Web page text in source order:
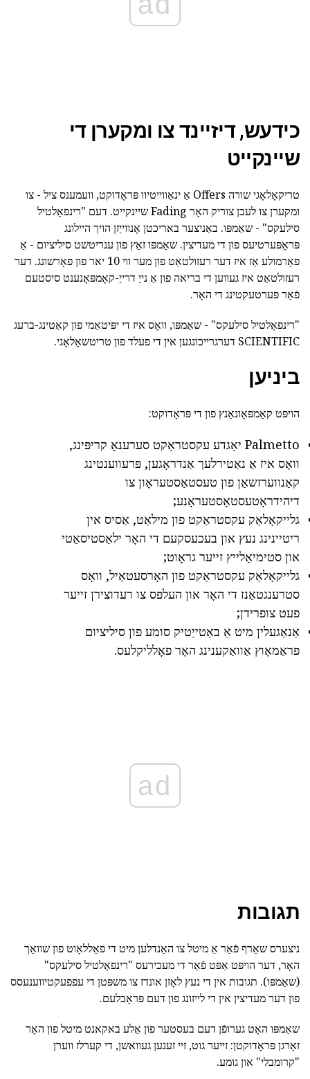
כידעש, דיזיינד צו ומקערן די
שיינקייט
טריקאָלאָגי שורה Offers אַ ינאַווייטיוו פּראָדוקט, וועמענס ציל - צו
ומקערן צו לעבן צוריק האָר Fading שיינקייט. דעם "רינפאָלטיל
סילעקס" - שאַמפּו. באַניצער באריכטן אָנווייַזן הויך היילונג
פּראָפּערטיעס פון די מעדיצין. שאַמפּו זאַץ פון ענריטשט סיליציום - אַ
פאָרמולע אַז איז דער רעזולטאַט פון מער ווי 10 יאר פון פאָרשונג. דער
רעזולטאַט איז געווען די בריאה פון אַ נייַ דרייַ-קאָמפּאָנענט סיסטעם
פֿאַר פּערטעקטינג די האָר.
"רינפאָלטיל סילעקס" - שאַמפּו, וואָס איז די יפּיטאַמי פון קאַטינג-ברעג
SCIENTIFIC דערגרייכונגען אין די פעלד פון טריטשאָלאָגי.
ביניען
הויפּט קאַמפּאָונאַנץ פון די פּראָדוקט:
Palmetto יאַגדע עקסטראַקט סערענאָ קריפּינג,
וואָס איז אַ נאַטירלעך אַנדראָגען, פּרעווענטינג
קאַנווערזשאַן פון טעסטאַסטעראָון צו
דיהידראָטעסטאָסטעראָנע;
גלייקאָלאַק עקסטראַקט פון מילאַט, אַסיס אין
ריטיינינג נעץ און בעכעסקעם די האָר ילאַסטיסאַטי
און סטימיאַלייץ זייער גראָוט;
גלייקאָלאַק עקסטראַקט פון האָרסעטאַיל, וואָס
סטרענגטאַנז די האָר און העלפּס צו רעדוצירן זייער
פעט צופרידן;
אַנאַגעלין מיט אַ באַטייַטיק סומע פון סיליציום
פּראַמאָוץ אַוואַקענינג האָר פאָלליקלעס.
ad
תגובות
ניצערס שאַרף פֿאַר אַ מיטל צו האַנדלען מיט די פאַללאָוט פון שוואַך
האָר, דער הויפּט אַפּט פֿאַר די מעכירעס "רינפאָלטיל סילעקס"
(שאַמפּו). תגובות אין די נעץ לאָזן אונדז צו משפּטן די עפפעקטיווענעסס
פון דער מעדיצין אין די לייזונג פון דעם פּראָבלעם.
שאַמפּו האָט גערופֿן דעם בעסטער פון אַלע באקאנט מיטל פון האָר
זאָרגן פּראָדוקטן: זייער גוט, זיי זענען געוואשן, די קערלז ווערן
"קרומבלי" און גומע.